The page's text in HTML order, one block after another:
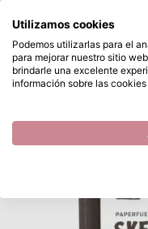
Saltar al contenido
Paperfuel
/ Diarios / Paperfuel
¿Qué estás buscando?
Utilizamos cookies
Podemos utilizarlas para el
para mejorar nuestro sitio
brindarle una excelente
información sobre las